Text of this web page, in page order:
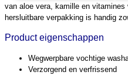
van aloe vera, kamille en
hersluitbare verpakking is handig
Product eigenschappen
Wegwerpbare vochtige
Verzorgend en verfrissend